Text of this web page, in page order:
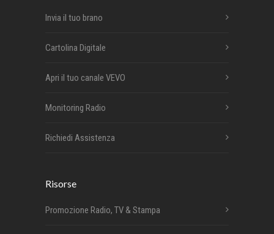
Invia il tuo brano
Cartolina Digitale
Apri il tuo canale VEVO
Monitoring Radio
Richiedi Assistenza
Risorse
Promozione Radio, TV & Stampa